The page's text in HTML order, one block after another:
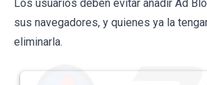
Los usuarios deben evitar añadir Ad
sus navegadores, y quienes ya la
eliminarla.